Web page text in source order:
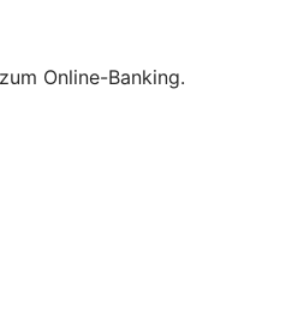
Online-Banking.